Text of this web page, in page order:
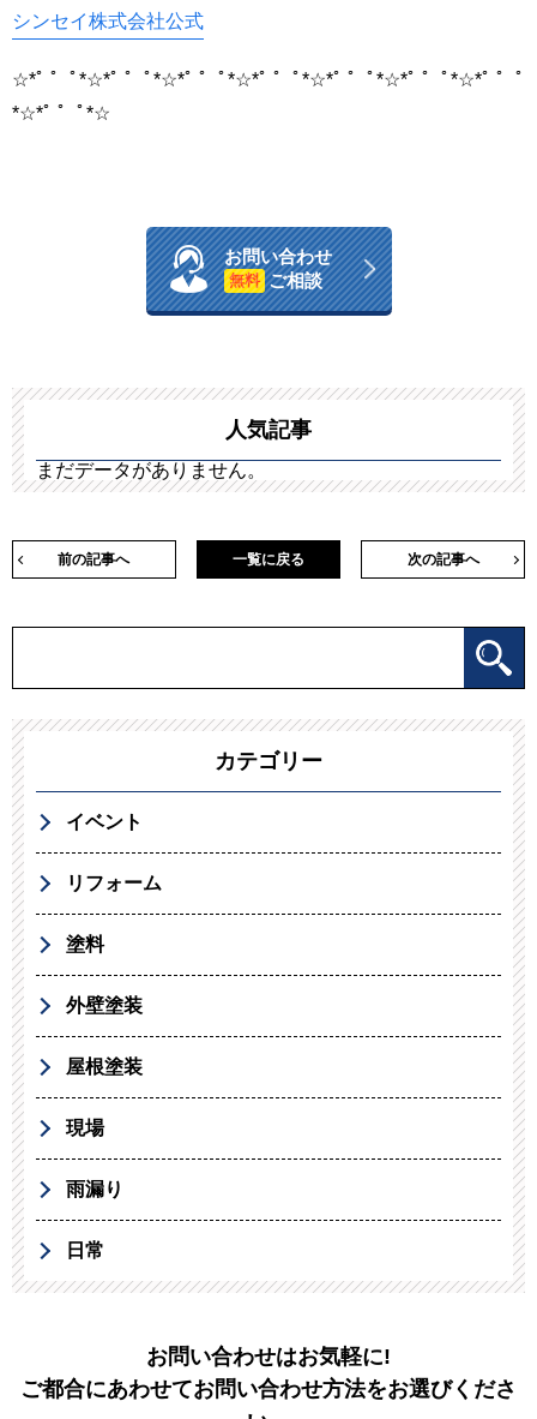
シンセイ株式会社公式
☆*ﾟ ゜ﾟ*☆*ﾟ ゜ﾟ*☆*ﾟ ゜ﾟ*☆*ﾟ ゜ﾟ*☆*ﾟ ゜ﾟ*☆*ﾟ ゜ﾟ*☆*ﾟ ゜ﾟ
*☆*ﾟ ゜ﾟ*☆
お問い合わせ
無料 ご相談
人気記事
まだデータがありません。
前の記事へ 次の記事へ
一覧に戻る
カテゴリー
イベント
リフォーム
塗料
外壁塗装
屋根塗装
現場
雨漏り
日常
お問い合わせはお気軽に!
ご都合にあわせてお問い合わせ方法をお選びくださ